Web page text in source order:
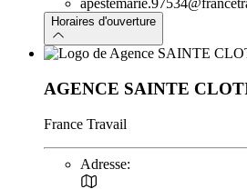
Horaires d'ouverture
AGENCE SAINTE
France Travail
Adresse: